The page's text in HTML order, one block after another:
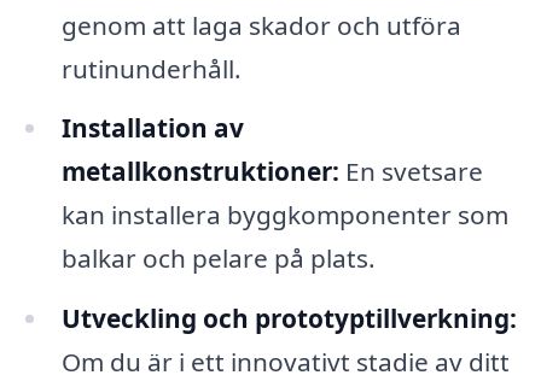
genom att laga skador och utföra
rutinunderhåll.
Installation av
metallkonstruktioner: En svetsare
kan installera byggkomponenter som
balkar och pelare på plats.
Utveckling och prototyptillverkning:
Om du är i ett innovativt stadie av ditt